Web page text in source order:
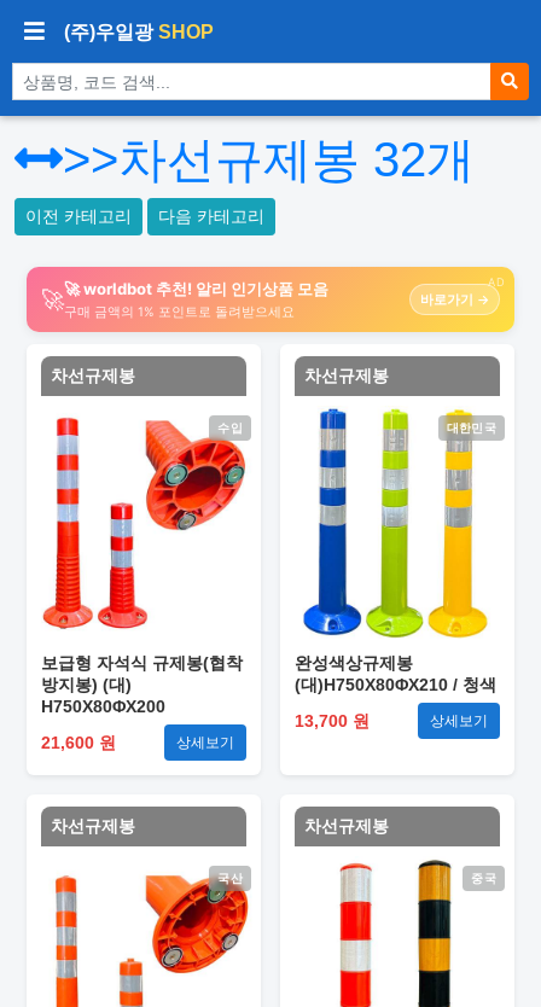
(주)우일광SHOP
상품 검색
>>차선규제봉 32개
이전 카테고리 다음 카테고리
AD
🚀🚀 worldbot 추천! 알리 인기상품 모음
구매 금액의 1% 포인트로 돌려받으세요
바로가기 →
차선규제봉
수입
보급형 자석식 규제봉(협착
방지봉) (대)
H750X80ΦX200
21,600 원
상세보기
차선규제봉
대한민국
완성색상규제봉
(대)H750X80ΦX210 / 청색
13,700 원
상세보기
차선규제봉
국산
차선규제봉
중국